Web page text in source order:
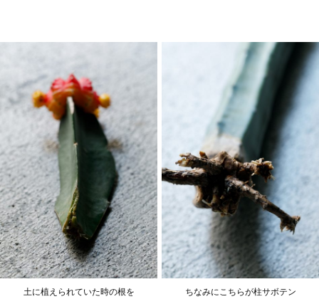
土に植えられていた時の根を
ちなみにこちらが柱サボテン